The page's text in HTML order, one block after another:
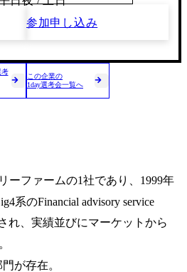
参加申し込み
考
この企業の
1day選考会一覧へ
ーファームの1社であり、1999年
系のFinancial advisory service
れ、実績並びにマーケットから
が存在。